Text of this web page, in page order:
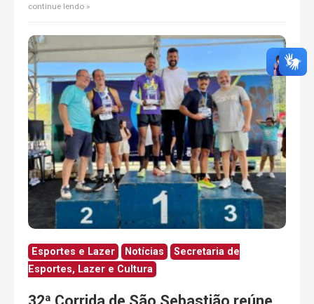
continue lendo
Esportes e Lazer Notícias
Secretaria de
Esportes, Lazer e Cultura